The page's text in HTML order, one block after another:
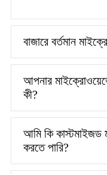
বাজারে বর্তমান
আপনার
কী?
আমি কি কাস্টমাইজড
করতে পারি?